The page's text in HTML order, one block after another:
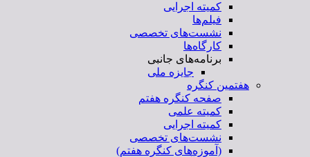
کمیته اجرایی
فیلم‌ها
نشست‌های تخصصی
کارگاه‌ها
برنامه‌های جانبی
جایزه ملی
هفتمین کنگره
صفحه کنگره هفتم
کمیته علمی
کمیته اجرایی
نشست‌های تخصصی
(آموزه‌های کنگره هفتم)